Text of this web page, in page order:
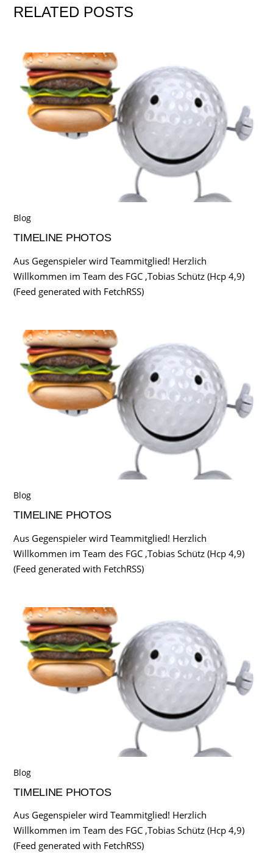
RELATED POSTS
Blog
TIMELINE PHOTOS
Aus Gegenspieler wird Teammitglied! Herzlich
Willkommen im Team des FGC ,Tobias Schütz (Hcp 4,9)
(Feed generated with FetchRSS)
Blog
TIMELINE PHOTOS
Aus Gegenspieler wird Teammitglied! Herzlich
Willkommen im Team des FGC ,Tobias Schütz (Hcp 4,9)
(Feed generated with FetchRSS)
Blog
TIMELINE PHOTOS
Aus Gegenspieler wird Teammitglied! Herzlich
Willkommen im Team des FGC ,Tobias Schütz (Hcp 4,9)
(Feed generated with FetchRSS)